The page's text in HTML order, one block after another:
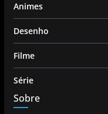
Animes
Desenho
Filme
Série
Sobre